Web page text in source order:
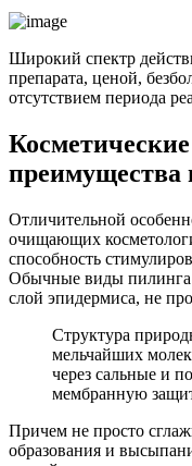
Широкий спектр
препарата, ценой,
отсутствием периода
преимущества
Отличительной
очищающих
способность
Обычные виды пилинга
слой эпидермиса, не
Структура
мельчайших
через сальные и
мембранную
Причем не просто
образования и